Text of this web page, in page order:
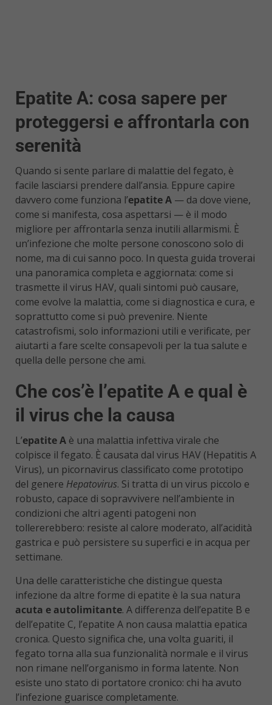
Epatite A: cosa sapere per
proteggersi e affrontarla con
serenità
Quando si sente parlare di malattie del fegato, è
facile lasciarsi prendere dall’ansia. Eppure capire
davvero come funziona l’epatite A — da dove viene,
come si manifesta, cosa aspettarsi — è il modo
migliore per affrontarla senza inutili allarmismi. È
un’infezione che molte persone conoscono solo di
nome, ma di cui sanno poco. In questa guida troverai
una panoramica completa e aggiornata: come si
trasmette il virus HAV, quali sintomi può causare,
come evolve la malattia, come si diagnostica e cura, e
soprattutto come si può prevenire. Niente
catastrofismi, solo informazioni utili e verificate, per
aiutarti a fare scelte consapevoli per la tua salute e
quella delle persone che ami.
Che cos’è l’epatite A e qual è
il virus che la causa
L’epatite A è una malattia infettiva virale che
colpisce il fegato. È causata dal virus HAV (Hepatitis A
Virus), un picornavirus classificato come prototipo
del genere Hepatovirus. Si tratta di un virus piccolo e
robusto, capace di sopravvivere nell’ambiente in
condizioni che altri agenti patogeni non
tollererebbero: resiste al calore moderato, all’acidità
gastrica e può persistere su superfici e in acqua per
settimane.
Una delle caratteristiche che distingue questa
infezione da altre forme di epatite è la sua natura
acuta e autolimitante. A differenza dell’epatite B e
dell’epatite C, l’epatite A non causa malattia epatica
cronica. Questo significa che, una volta guariti, il
fegato torna alla sua funzionalità normale e il virus
non rimane nell’organismo in forma latente. Non
esiste uno stato di portatore cronico: chi ha avuto
l’infezione guarisce completamente.